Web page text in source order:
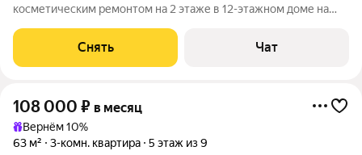
косметическим ремонтом на 2 этаже в 12-этажном доме на
Стиральная машина Холодильник Дом - панельный, окна
выходят во двор и на улицу. В
Снять Чат
108 000 ₽ в месяц
Вернём 10%
63 м²
3-комн. квартира 5 этаж из 9